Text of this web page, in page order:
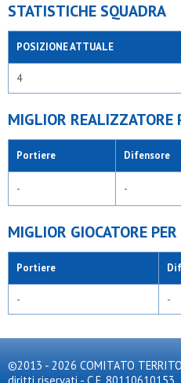
STATISTICHE SQUADRA
POSIZIONE ATTUALE
4
MIGLIOR REALIZZATORE
Portiere Difensore
- -
MIGLIOR GIOCATORE
Portiere
- -
©2013 - 2026 COMITATO